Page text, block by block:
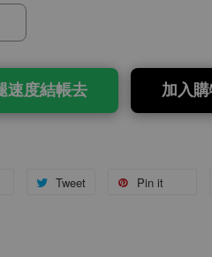
速度結帳去 加入
Tweet Pin it